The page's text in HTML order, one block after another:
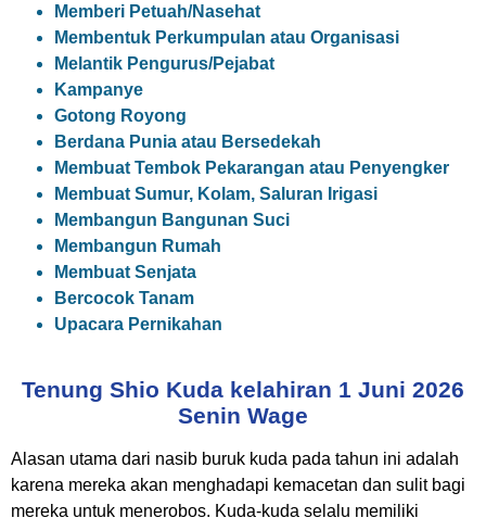
Memberi Petuah/Nasehat
Membentuk Perkumpulan atau Organisasi
Melantik Pengurus/Pejabat
Kampanye
Gotong Royong
Berdana Punia atau Bersedekah
Membuat Tembok Pekarangan atau Penyengker
Membuat Sumur, Kolam, Saluran Irigasi
Membangun Bangunan Suci
Membangun Rumah
Membuat Senjata
Bercocok Tanam
Upacara Pernikahan
Tenung Shio Kuda kelahiran 1 Juni 2026
Senin Wage
Alasan utama dari nasib buruk kuda pada tahun ini adalah
karena mereka akan menghadapi kemacetan dan sulit bagi
mereka untuk menerobos. Kuda-kuda selalu memiliki